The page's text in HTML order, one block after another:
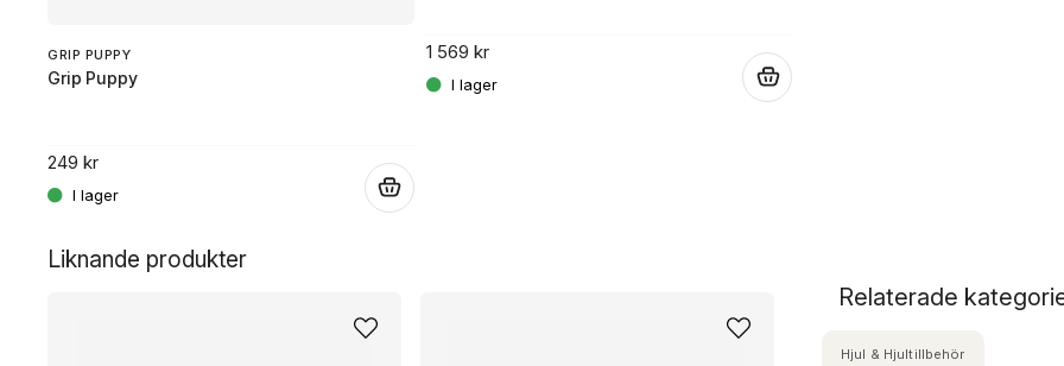
GRIP PUPPY
Grip Puppy
249 kr
1 569 kr
Liknande produkter
Relaterade
Hjul & Hjultillbehör